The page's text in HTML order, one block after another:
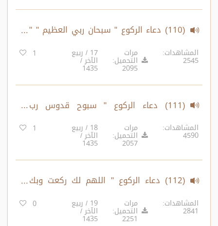
(110) دعاء الركوع " سبحان ربي العظيم " "
سبحانك اللهم ربنا وبحمدك، اللهم اغفر لي "
المشاهدات:
2545
مرات
التحميل:
2095
17 / ربيع
الآخر /
1435
1
(111) دعاء الركوع " سبوح قدوس رب
الملائكة والروح "
المشاهدات:
4590
مرات
التحميل:
2057
18 / ربيع
الآخر /
1435
1
(112) دعاء الركوع " اللهم لك ركعت وبك
آمنت ولك أسلمت... "
المشاهدات:
2841
مرات
التحميل:
2251
19 / ربيع
الآخر /
1435
0